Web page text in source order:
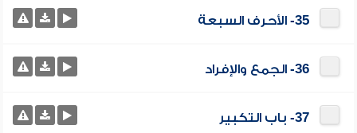
35- الأحرف السبعة
36- الجمع والإفراد
37- باب التكبير